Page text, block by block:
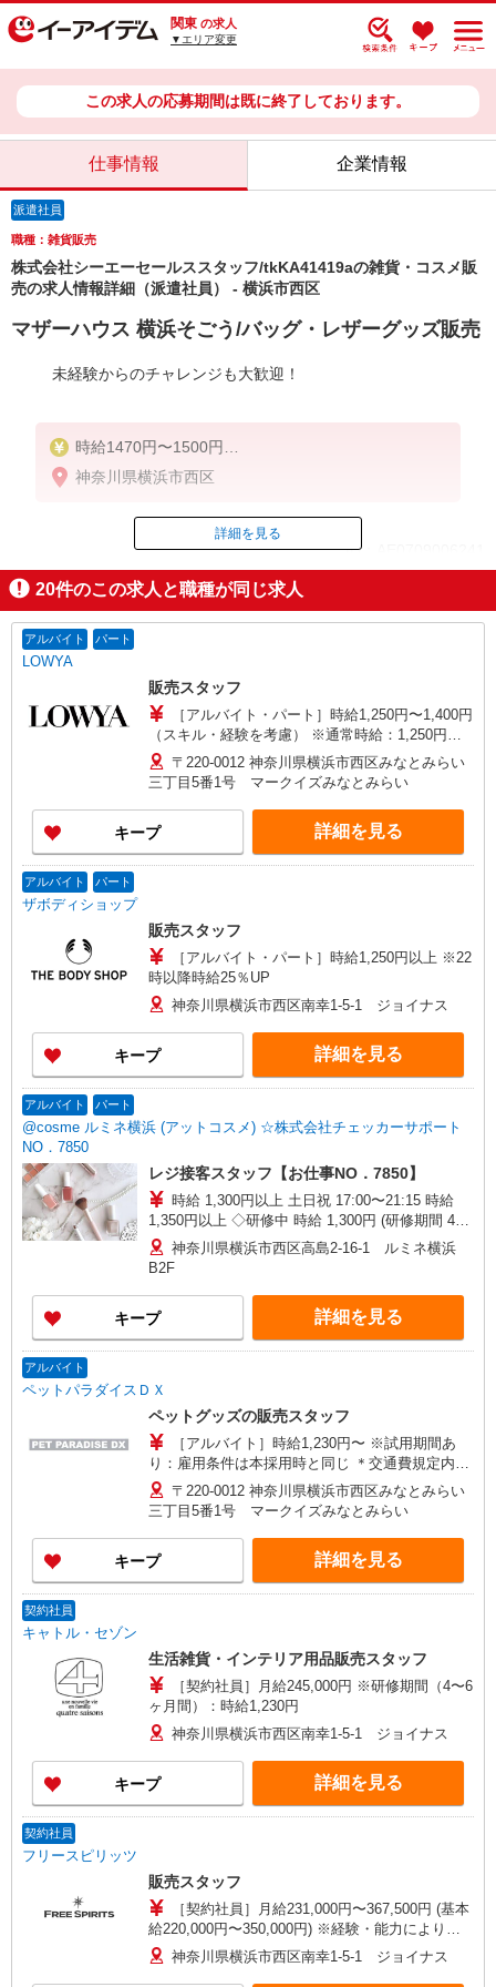
関東 の求人
▼エリア変更
この求人の応募期間は既に終了しております。
仕事情報 企業情報
派遣社員
職種：雑貨販売
株式会社シーエーセールススタッフ/tkKA41419aの雑貨・コスメ販
売の求人情報詳細（派遣社員） - 横浜市西区
マザーハウス 横浜そごう/バッグ・レザーグッズ販売
未経験からのチャレンジも大歓迎！
時給1470円〜1500円
※スキルや経験により時給が異なります。
神奈川県横浜市西区
ID：AE0709006241
掲載期間終了
詳細を見る
20件のこの求人と職種が同じ求人
アルバイト パート
LOWYA
販売スタッフ
［アルバイト・パート］時給1,250円〜1,400円
（スキル・経験を考慮） ※通常時給：1,250円
（土日祝150円UP）
〒220-0012 神奈川県横浜市西区みなとみらい
三丁目5番1号 マークイズみなとみらい
キープ 詳細を見る
アルバイト パート
ザボディショップ
販売スタッフ
［アルバイト・パート］時給1,250円以上 ※22
時以降時給25％UP
神奈川県横浜市西区南幸1-5-1 ジョイナス
キープ 詳細を見る
アルバイト パート
@cosme ルミネ横浜 (アットコスメ) ☆株式会社チェッカーサポート
NO．7850
レジ接客スタッフ【お仕事NO．7850】
時給 1,300円以上 土日祝 17:00〜21:15 時給
1,350円以上 ◇研修中 時給 1,300円 (研修期間 40
時間 )神奈川県横浜市西区高島2-16-1 ルミネ横浜
B2F
キープ 詳細を見る
アルバイト
ペットパラダイスＤＸ
ペットグッズの販売スタッフ
［アルバイト］時給1,230円〜 ※試用期間あ
り：雇用条件は本採用時と同じ ＊交通費規定内支
給有り（〜10,000円/月） ＊支払い方法：月1回
〒220-0012 神奈川県横浜市西区みなとみらい
三丁目5番1号 マークイズみなとみらい
キープ 詳細を見る
契約社員
キャトル・セゾン
生活雑貨・インテリア用品販売スタッフ
［契約社員］月給245,000円 ※研修期間（4〜6
ヶ月間）：時給1,230円
神奈川県横浜市西区南幸1-5-1 ジョイナス
キープ 詳細を見る
契約社員
フリースピリッツ
販売スタッフ
［契約社員］月給231,000円〜367,500円 (基本
給220,000円〜350,000円) ※経験・能力により優
遇します。 ※3ヶ月間の試用期間があります。 期
間中の雇用形態は契約社員となり、試用期間終了
神奈川県横浜市西区南幸1-5-1 ジョイナス